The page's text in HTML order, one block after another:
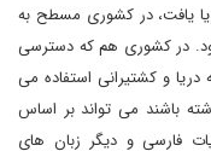
یافت، در کشوری مسطح به
در کشوری هم که دسترسی
دریا و کشتیرانی استفاده می
باشند می تواند بر اساس
فارسی و دیگر زبان های